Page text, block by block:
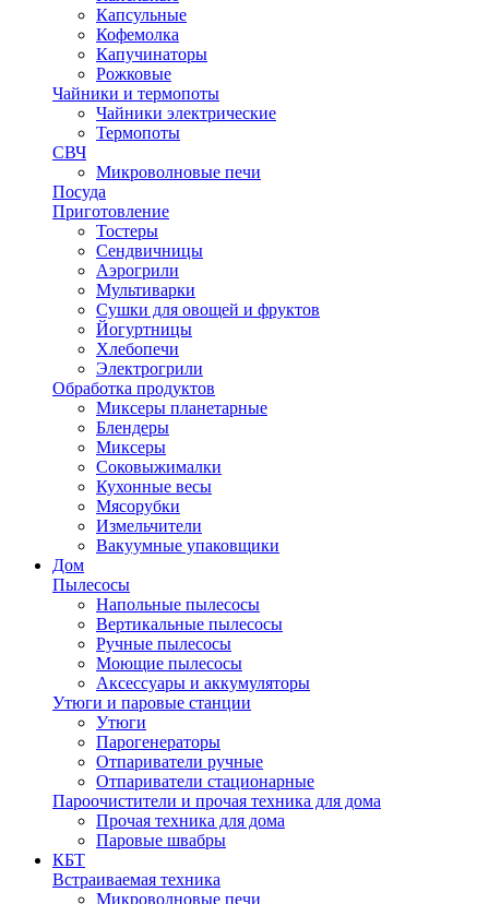
Капсульные
Кофемолка
Капучинаторы
Рожковые
Чайники и термопоты
Чайники электрические
Термопоты
СВЧ
Микроволновые печи
Посуда
Приготовление
Тостеры
Сендвичницы
Аэрогрили
Мультиварки
Сушки для овощей и фруктов
Йогуртницы
Хлебопечи
Электрогрили
Обработка продуктов
Миксеры планетарные
Блендеры
Миксеры
Соковыжималки
Кухонные весы
Мясорубки
Измельчители
Вакуумные упаковщики
Дом
Пылесосы
Напольные пылесосы
Вертикальные пылесосы
Ручные пылесосы
Моющие пылесосы
Аксессуары и аккумуляторы
Утюги и паровые станции
Утюги
Парогенераторы
Отпариватели ручные
Отпариватели стационарные
Пароочистители и прочая техника для дома
Прочая техника для дома
Паровые швабры
КБТ
Встраиваемая техника
Микроволновые печи